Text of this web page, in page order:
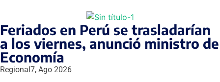
Feriados en Perú se trasladarían
a los viernes, anunció ministro de
Economía
Regional 7, Ago 2026